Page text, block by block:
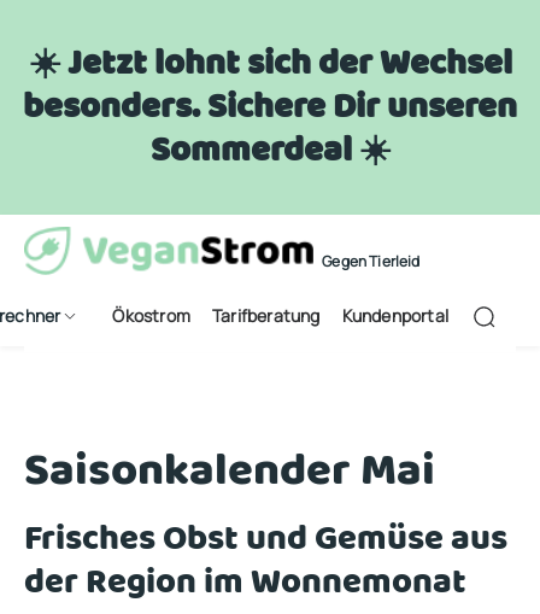
☀️ Jetzt lohnt sich der Wechsel
besonders. Sichere Dir unseren
Sommerdeal ☀️
Gegen Tierleid
Ökostrom Tarifberatung Kundenportal
Saisonkalender Mai
Frisches Obst und Gemüse aus
der Region im Wonnemonat